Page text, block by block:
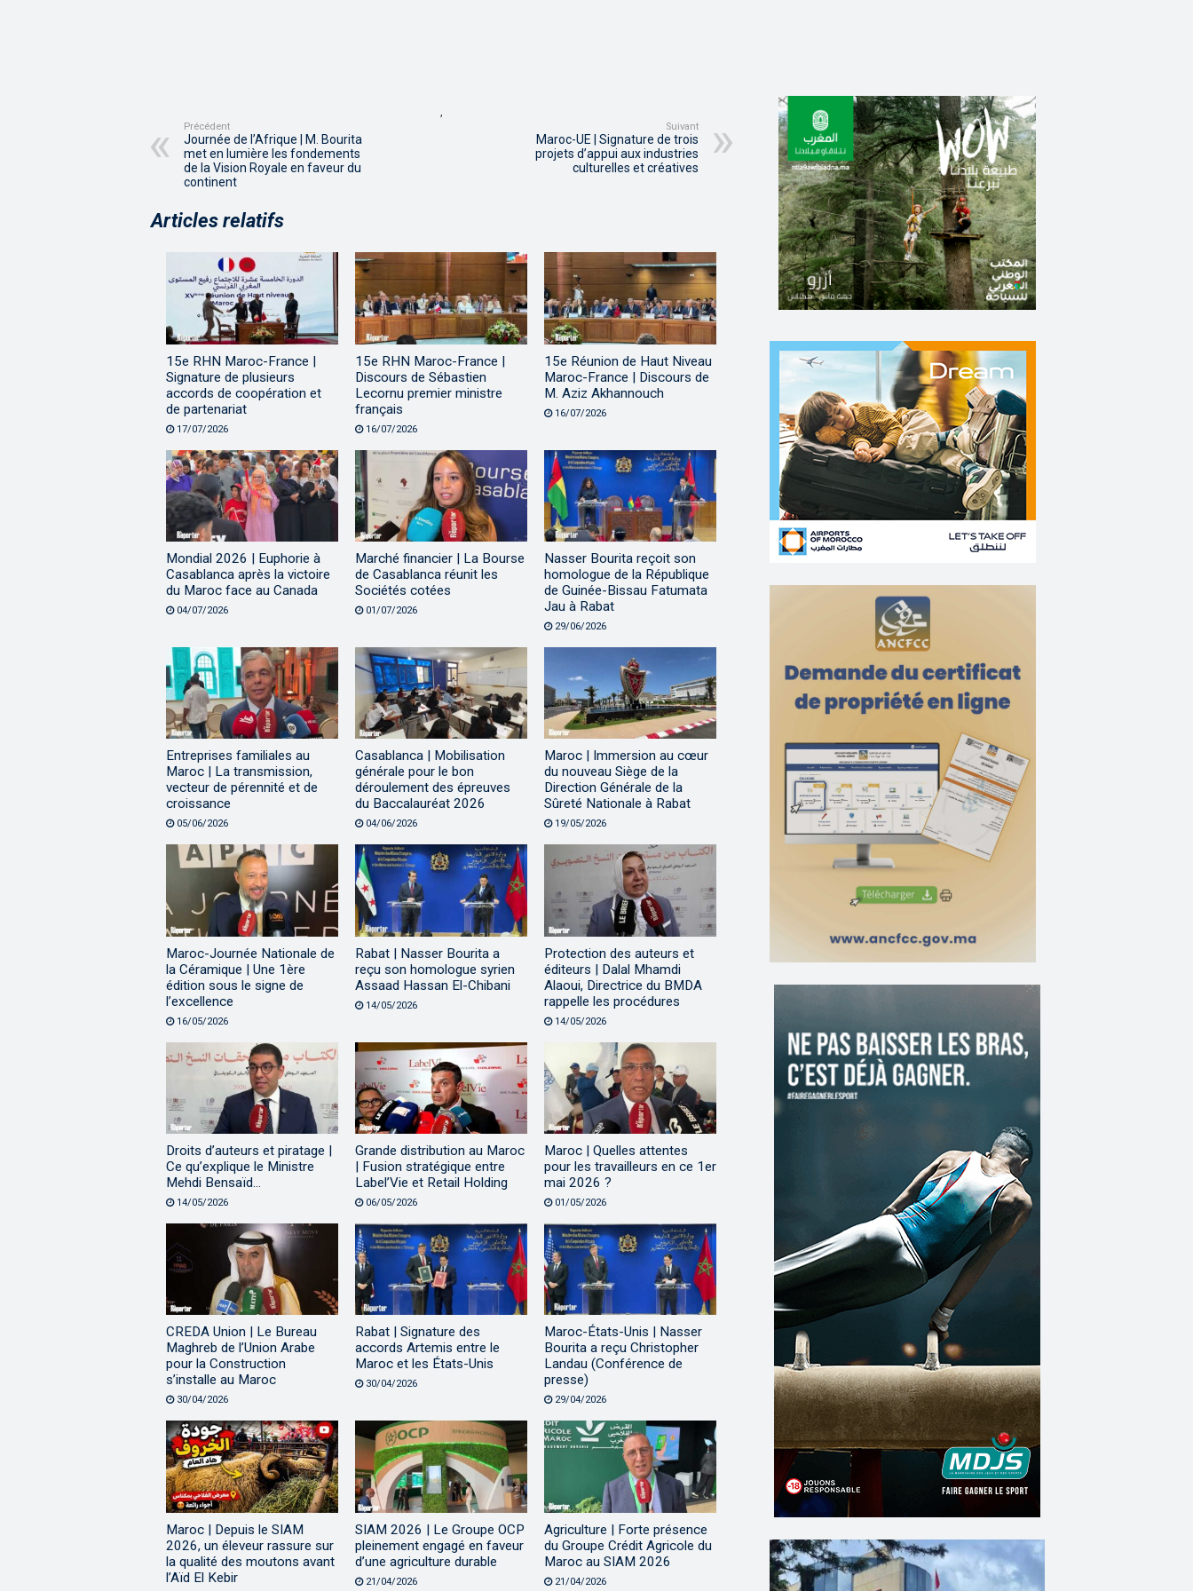
,
Précédent
Journée de l’Afrique | M. Bourita
met en lumière les fondements
de la Vision Royale en faveur du
continent
Suivant
Maroc-UE | Signature de trois
projets d’appui aux industries
culturelles et créatives
Articles relatifs
15e RHN Maroc-France |
Signature de plusieurs
accords de coopération et
de partenariat
17/07/2026
15e RHN Maroc-France |
Discours de Sébastien
Lecornu premier ministre
français
16/07/2026
15e Réunion de Haut Niveau
Maroc-France | Discours de
M. Aziz Akhannouch
16/07/2026
Mondial 2026 | Euphorie à
Casablanca après la victoire
du Maroc face au Canada
04/07/2026
Marché financier | La Bourse
de Casablanca réunit les
Sociétés cotées
01/07/2026
Nasser Bourita reçoit son
homologue de la République
de Guinée-Bissau Fatumata
Jau à Rabat
29/06/2026
Entreprises familiales au
Maroc | La transmission,
vecteur de pérennité et de
croissance
05/06/2026
Casablanca | Mobilisation
générale pour le bon
déroulement des épreuves
du Baccalauréat 2026
04/06/2026
Maroc | Immersion au cœur
du nouveau Siège de la
Direction Générale de la
Sûreté Nationale à Rabat
19/05/2026
Maroc-Journée Nationale de
la Céramique | Une 1ère
édition sous le signe de
l’excellence
16/05/2026
Rabat | Nasser Bourita a
reçu son homologue syrien
Assaad Hassan El-Chibani
14/05/2026
Protection des auteurs et
éditeurs | Dalal Mhamdi
Alaoui, Directrice du BMDA
rappelle les procédures
14/05/2026
Droits d’auteurs et piratage |
Ce qu’explique le Ministre
Mehdi Bensaïd…
14/05/2026
Grande distribution au Maroc
| Fusion stratégique entre
Label’Vie et Retail Holding
06/05/2026
Maroc | Quelles attentes
pour les travailleurs en ce 1er
mai 2026 ?
01/05/2026
CREDA Union | Le Bureau
Maghreb de l’Union Arabe
pour la Construction
s’installe au Maroc
30/04/2026
Rabat | Signature des
accords Artemis entre le
Maroc et les États-Unis
30/04/2026
Maroc-États-Unis | Nasser
Bourita a reçu Christopher
Landau (Conférence de
presse)
29/04/2026
Maroc | Depuis le SIAM
2026, un éleveur rassure sur
la qualité des moutons avant
l’Aïd El Kebir
SIAM 2026 | Le Groupe OCP
pleinement engagé en faveur
d’une agriculture durable
21/04/2026
Agriculture | Forte présence
du Groupe Crédit Agricole du
Maroc au SIAM 2026
21/04/2026